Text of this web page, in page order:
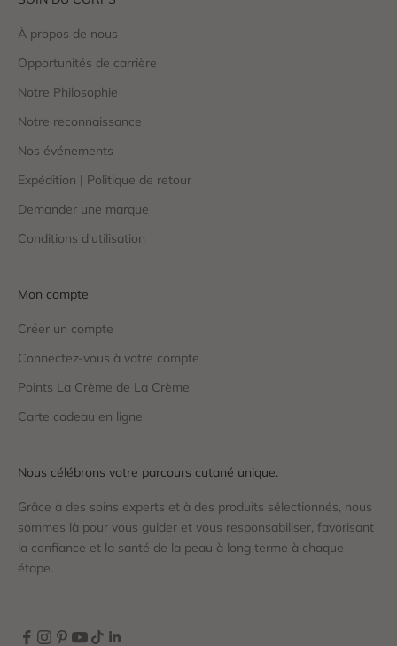
À propos de nous
Opportunités de carrière
Notre Philosophie
Notre reconnaissance
Nos événements
Expédition | Politique de retour
Demander une marque
Conditions d'utilisation
Mon compte
Créer un compte
Connectez-vous à votre compte
Points La Crème de La Crème
Carte cadeau en ligne
Nous célébrons votre parcours cutané unique.
Grâce à des soins experts et à des produits sélectionnés, nous
sommes là pour vous guider et vous responsabiliser, favorisant
la confiance et la santé de la peau à long terme à chaque
étape.